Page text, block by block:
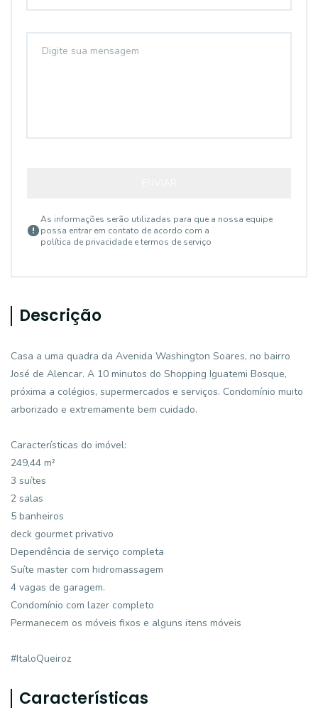
As informações serão utilizadas para que a nossa equipe
possa entrar em contato de acordo com a
política de privacidade e termos de serviço
Descrição
Casa a uma quadra da Avenida Washington Soares, no bairro
José de Alencar. A 10 minutos do Shopping Iguatemi Bosque,
próxima a colégios, supermercados e serviços. Condomínio muito
arborizado e extremamente bem cuidado.
Características do imóvel:
249,44 m²
3 suítes
2 salas
5 banheiros
deck gourmet privativo
Dependência de serviço completa
Suíte master com hidromassagem
4 vagas de garagem.
Condomínio com lazer completo
Permanecem os móveis fixos e alguns itens móveis
#ItaloQueiroz
Características